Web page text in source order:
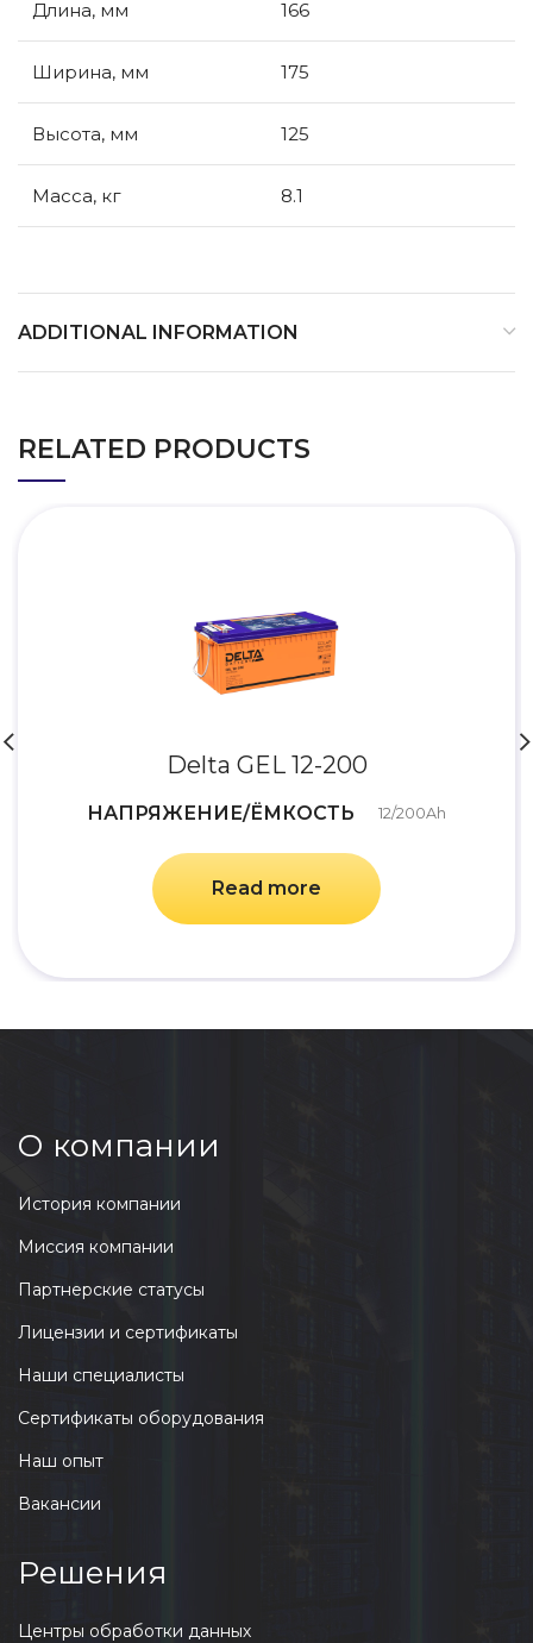
Длина, мм 166
Ширина, мм 175
Высота, мм 125
Масса, кг 8.1
ADDITIONAL INFORMATION
RELATED PRODUCTS
Delta GEL 12-200
НАПРЯЖЕНИЕ/ЁМКОСТЬ 12/200Ah
Read more
О компании
История компании
Миссия компании
Партнерские статусы
Лицензии и сертификаты
Наши специалисты
Сертификаты оборудования
Наш опыт
Вакансии
Решения
Центры обработки данных